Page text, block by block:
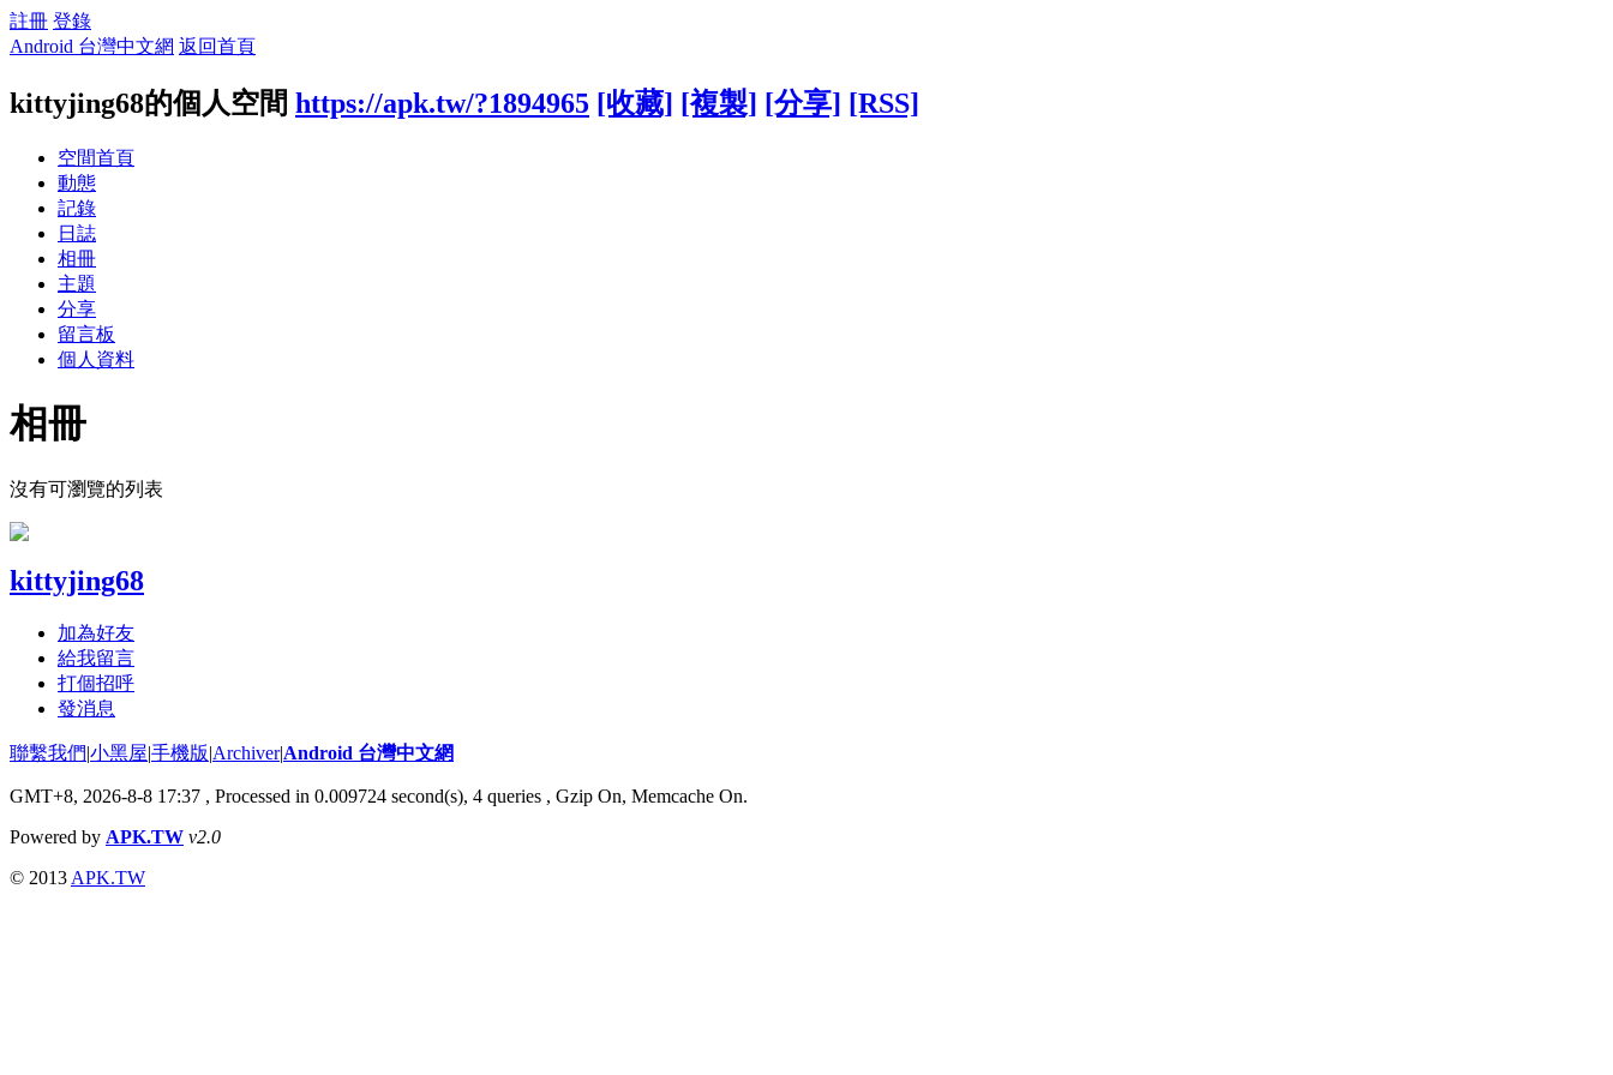
註冊 登錄
Android 台灣中文網 返回首頁
kittyjing68的個人空間 https://apk.tw/?1894965 [收藏] [複製] [分享] [RSS]
空間首頁
動態
記錄
日誌
相冊
主題
分享
留言板
個人資料
相冊
沒有可瀏覽的列表
kittyjing68
加為好友
給我留言
打個招呼
發消息
聯繫我們|小黑屋|手機版|Archiver|Android 台灣中文網
GMT+8, 2026-8-8 17:37 , Processed in 0.009724 second(s), 4 queries , Gzip On, Memcache On.
Powered by APK.TW v2.0
© 2013 APK.TW